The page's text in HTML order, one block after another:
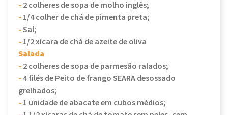
- 2 colheres de sopa de molho inglês;
- 1/4 colher de chá de pimenta preta;
-Sal;
- 1/2 xícara de chá de azeite de oliva
Salada
- 2 colheres de sopa de parmesão ralados;
- 4 filés de Peito de frango SEARA desossado
grelhados;
- 1 unidade de abacate em cubos médios;